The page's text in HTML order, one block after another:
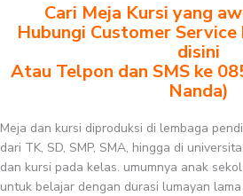
Cari Meja Kursi yang
Hubungi Customer
disini
Atau Telpon dan SMS ke
Nanda)
Meja dan kursi diproduksi di lembaga
dari TK, SD, SMP, SMA, hingga di
dan kursi pada kelas. umumnya anak
untuk belajar dengan durasi lumayan